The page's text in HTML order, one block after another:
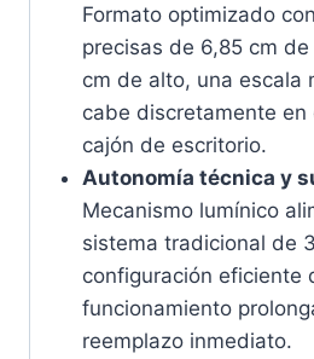
Formato optimizado
precisas de 6,85 cm
cm de alto, una escala
cabe discretamente en
cajón de escritorio.
Autonomía técnica y
Mecanismo lumínico
sistema tradicional de
configuración eficiente
funcionamiento
reemplazo inmediato.